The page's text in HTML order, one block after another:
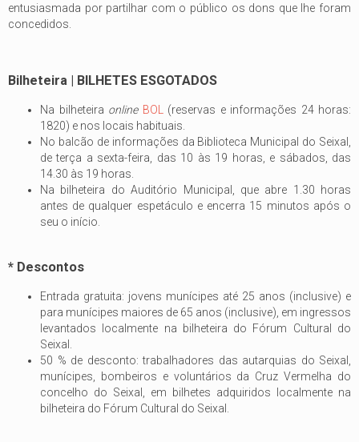
entusiasmada por partilhar com o público os dons que lhe foram
concedidos.
Bilheteira | BILHETES ESGOTADOS
Na bilheteira online BOL
(reservas e informações 24 horas:
1820) e nos locais habituais.
No balcão de informações da Biblioteca Municipal do Seixal,
de terça a sexta-feira, das 10 às 19 horas, e sábados, das
14.30 às 19 horas.
Na bilheteira do Auditório Municipal, que abre 1.30 horas
antes de qualquer espetáculo e encerra 15 minutos após o
seu o início.
* Descontos
Entrada gratuita: jovens munícipes até 25 anos (inclusive) e
para munícipes maiores de 65 anos (inclusive), em ingressos
levantados localmente na bilheteira do Fórum Cultural do
Seixal.
50 % de desconto: trabalhadores das autarquias do Seixal,
munícipes, bombeiros e voluntários da Cruz Vermelha do
concelho do Seixal, em bilhetes adquiridos localmente na
bilheteira do Fórum Cultural do Seixal.